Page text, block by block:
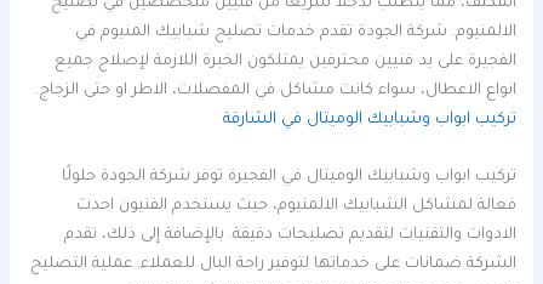
المكثف، مما يتطلب تدخلاً سريعًا من فنيين متخصصين في تصليح
الالمنيوم. شركة الجودة تقدم خدمات تصليح شبابيك المنيوم في
الفجيرة على يد فنيين محترفين يمتلكون الخبرة اللازمة لإصلاح جميع
انواع الاعطال، سواء كانت مشاكل في المفصلات، الاطر او حتى الزجاج.
تركيب ابواب وشبابيك الوميتال في الشارقة
تركيب ابواب وشبابيك الوميتال في الفجيرة توفر شركة الجودة حلولًا
فعالة لمشاكل الشبابيك الالمنيوم، حيث يستخدم الفنيون احدث
الادوات والتقنيات لتقديم تصليحات دقيقة. بالإضافة إلى ذلك، تقدم
الشركة ضمانات على خدماتها لتوفير راحة البال للعملاء. عملية التصليح